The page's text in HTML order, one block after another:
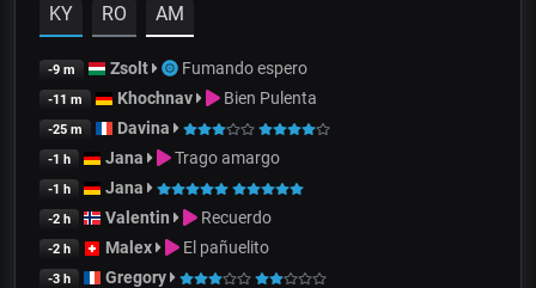
KY RO AM
-9 m Zsolt Fumando espero
-11 m Khochnav Bien Pulenta
-25 m Davina
-1 h Jana Trago amargo
-1 h Jana
-2 h Valentin Recuerdo
-2 h Malex El pañuelito
-3 h Gregory